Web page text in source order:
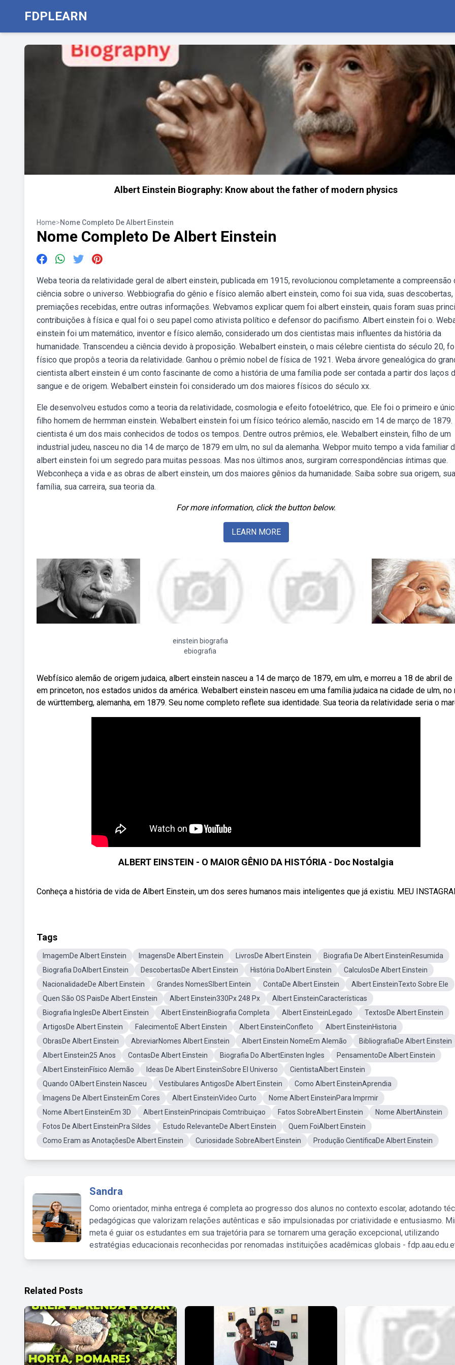
FDPLEARN
Albert Einstein Biography: Know about the father of modern physics
Home>Nome Completo De Albert Einstein
Nome Completo De Albert Einstein
Weba teoria da relatividade geral de albert einstein, publicada em 1915, revolucionou completamente a compreensão
ciência sobre o universo. Webbiografia do gênio e físico alemão albert einstein, como foi sua vida, suas descobertas,
premiações recebidas, entre outras informações. Webvamos explicar quem foi albert einstein, quais foram suas
contribuições à física e qual foi o seu papel como ativista político e defensor do pacifismo. Albert einstein foi o.
einstein foi um matemático, inventor e físico alemão, considerado um dos cientistas mais influentes da história da
humanidade. Transcendeu a ciência devido à proposição. Webalbert einstein, o mais célebre cientista do século 20,
físico que propôs a teoria da relatividade. Ganhou o prêmio nobel de física de 1921. Weba árvore genealógica do
cientista albert einstein é um conto fascinante de como a história de uma família pode ser contada a partir dos laços
sangue e de origem. Webalbert einstein foi considerado um dos maiores físicos do século xx.
Ele desenvolveu estudos como a teoria da relatividade, cosmologia e efeito fotoelétrico, que. Ele foi o primeiro e
filho homem de hermman einstein. Webalbert einstein foi um físico teórico alemão, nascido em 14 de março de 1879.
cientista é um dos mais conhecidos de todos os tempos. Dentre outros prêmios, ele. Webalbert einstein, filho de um
industrial judeu, nasceu no dia 14 de março de 1879 em ulm, no sul da alemanha. Webpor muito tempo a vida familiar
albert einstein foi um segredo para muitas pessoas. Mas nos últimos anos, surgiram correspondências íntimas que.
Webconheça a vida e as obras de albert einstein, um dos maiores gênios da humanidade. Saiba sobre sua origem, sua
família, sua carreira, sua teoria da.
For more information, click the button below.
LEARN MORE
einstein biografia
ebiografia
Webfísico alemão de origem judaica, albert einstein nasceu a 14 de março de 1879, em ulm, e morreu a 18 de abril de
em princeton, nos estados unidos da américa. Webalbert einstein nasceu em uma família judaica na cidade de ulm, no
de württemberg, alemanha, em 1879. Seu nome completo reflete sua identidade. Sua teoria da relatividade seria o
ALBERT EINSTEIN - O MAIOR GÊNIO DA HISTÓRIA - Doc Nostalgia
Conheça a história de vida de Albert Einstein, um dos seres humanos mais inteligentes que já existiu. MEU
Tags
ImagemDe Albert Einstein ImagensDe Albert Einstein LivrosDe Albert Einstein
Biografia De Albert EinsteinResumida
Biografia DoAlbert Einstein
DescobertasDe Albert Einstein História DoAlbert Einstein
CalculosDe Albert Einstein
NacionalidadeDe Albert Einstein
Grandes NomesSlbert Eintein ContaDe Albert Einstein
Albert EinsteinTexto Sobre Ele
Quen São OS PaisDe Albert Einstein
Albert Einstein330Px 248 Px
Albert EinsteinCaracterísticas
Biografia InglesDe Albert Einstein
Albert EinsteinBiografia Completa Albert EinsteinLegado
TextosDe Albert Einstein
ArtigosDe Albert Einstein
FalecimentoE Albert Einstein Albert EinsteinConfleto
Albert EinsteinHistoria
ObrasDe Albert Einstein
AbreviarNomes Albert Einstein Albert Einstein NomeEm Alemão
BibliografiaDe Albert Einstein
Albert Einstein25 Anos
ContasDe Albert Einstein Biografia Do AlbertEinsten Ingles
PensamentoDe Albert Einstein
Albert EinsteinFísico Alemão
Ideas De Albert EinsteinSobre El Universo
CientistaAlbert Einstein
Quando OAlbert Einstein Nasceu
Vestibulares AntigosDe Albert Einstein
Como Albert EinsteinAprendia
Imagens De Albert EinsteinEm Cores
Albert EinsteinVideo Curto
Nome Albert EinsteinPara Imprmir
Nome Albert EinsteinEm 3D
Albert EinsteinPrincipais Comtribuiçao Fatos SobreAlbert Einstein
Nome AlbertAinstein
Fotos De Albert EinsteinPra Sildes
Estudo RelevanteDe Albert Einstein
Quem FoiAlbert Einstein
Como Eram as AnotaçõesDe Albert Einstein
Curiosidade SobreAlbert Einstein Produção CientíficaDe Albert Einstein
Sandra
Como orientador, minha entrega é completa ao progresso dos alunos no contexto escolar, adotando
pedagógicas que valorizam relações autênticas e são impulsionadas por criatividade e entusiasmo.
meta é guiar os estudantes em sua trajetória para se tornarem uma geração excepcional, utilizando
estratégias educacionais reconhecidas por renomadas instituições acadêmicas globais -
Related Posts